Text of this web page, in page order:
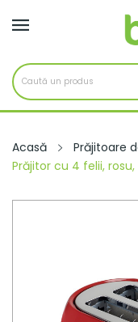
Acasă
Prăjitoare
Prăjitor cu 4 felii, rosu,